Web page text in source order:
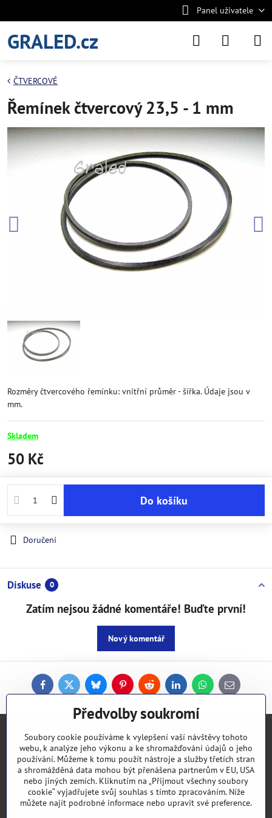
Panel uživatele
GRALED.cz
ČTVERCOVÉ
Řemínek čtvercový 23,5 - 1 mm
Rozměry čtvercového řemínku: vnitřní průměr - šířka. Údaje jsou v
mm.
Skladem
50 Kč
Do košíku
Doručení
Diskuse 0
Zatím nejsou žádné komentáře! Buďte první!
Nový komentář
FacebookTwitterBlueskyPinterestReddit LinkedInWhatsApp
E-
mail
Kontakty
Objednávky
Vše k nákupu
Předvolby soukromí
Soubory cookie používáme k vylepšení vaší návštěvy tohoto
webu, k analýze jeho výkonu a ke shromažďování údajů o jeho
používání. Můžeme k tomu použít nástroje a služby třetích stran
a shromážděná data mohou být přenášena partnerům v EU, USA
nebo jiných zemích. Kliknutím na „Přijmout všechny soubory
cookie“ vyjadřujete svůj souhlas s tímto zpracováním. Níže
můžete najít podrobné informace nebo upravit své preference.